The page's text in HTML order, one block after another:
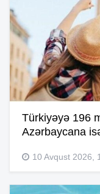
Türkiyəyə 196
Azərbaycana
10 Avqust 2026,